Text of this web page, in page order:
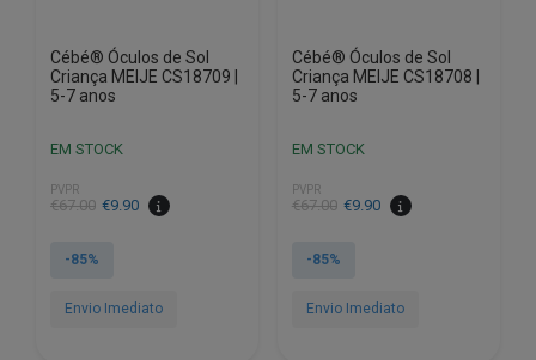
Cébé® Óculos de Sol
Criança MEIJE CS18709 |
5-7 anos
EM STOCK
PVPR
€67.00
O
original
€67.00.
€9.90
O
atual
€9.90.
-85%
Envio Imediato
Cébé® Óculos de Sol
Criança MEIJE CS18708 |
5-7 anos
EM STOCK
PVPR
€67.00
O
original
€67.00.
€9.90
O
atual
€9.90.
-85%
Envio Imediato